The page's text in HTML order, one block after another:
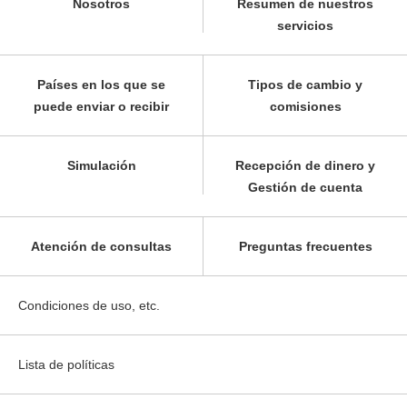
Nosotros
Resumen de nuestros
servicios
Países en los que se
puede enviar o recibir
Tipos de cambio y
comisiones
Simulación
Recepción de dinero y
Gestión de cuenta
Atención de consultas Preguntas frecuentes
Condiciones de uso, etc.
Lista de políticas